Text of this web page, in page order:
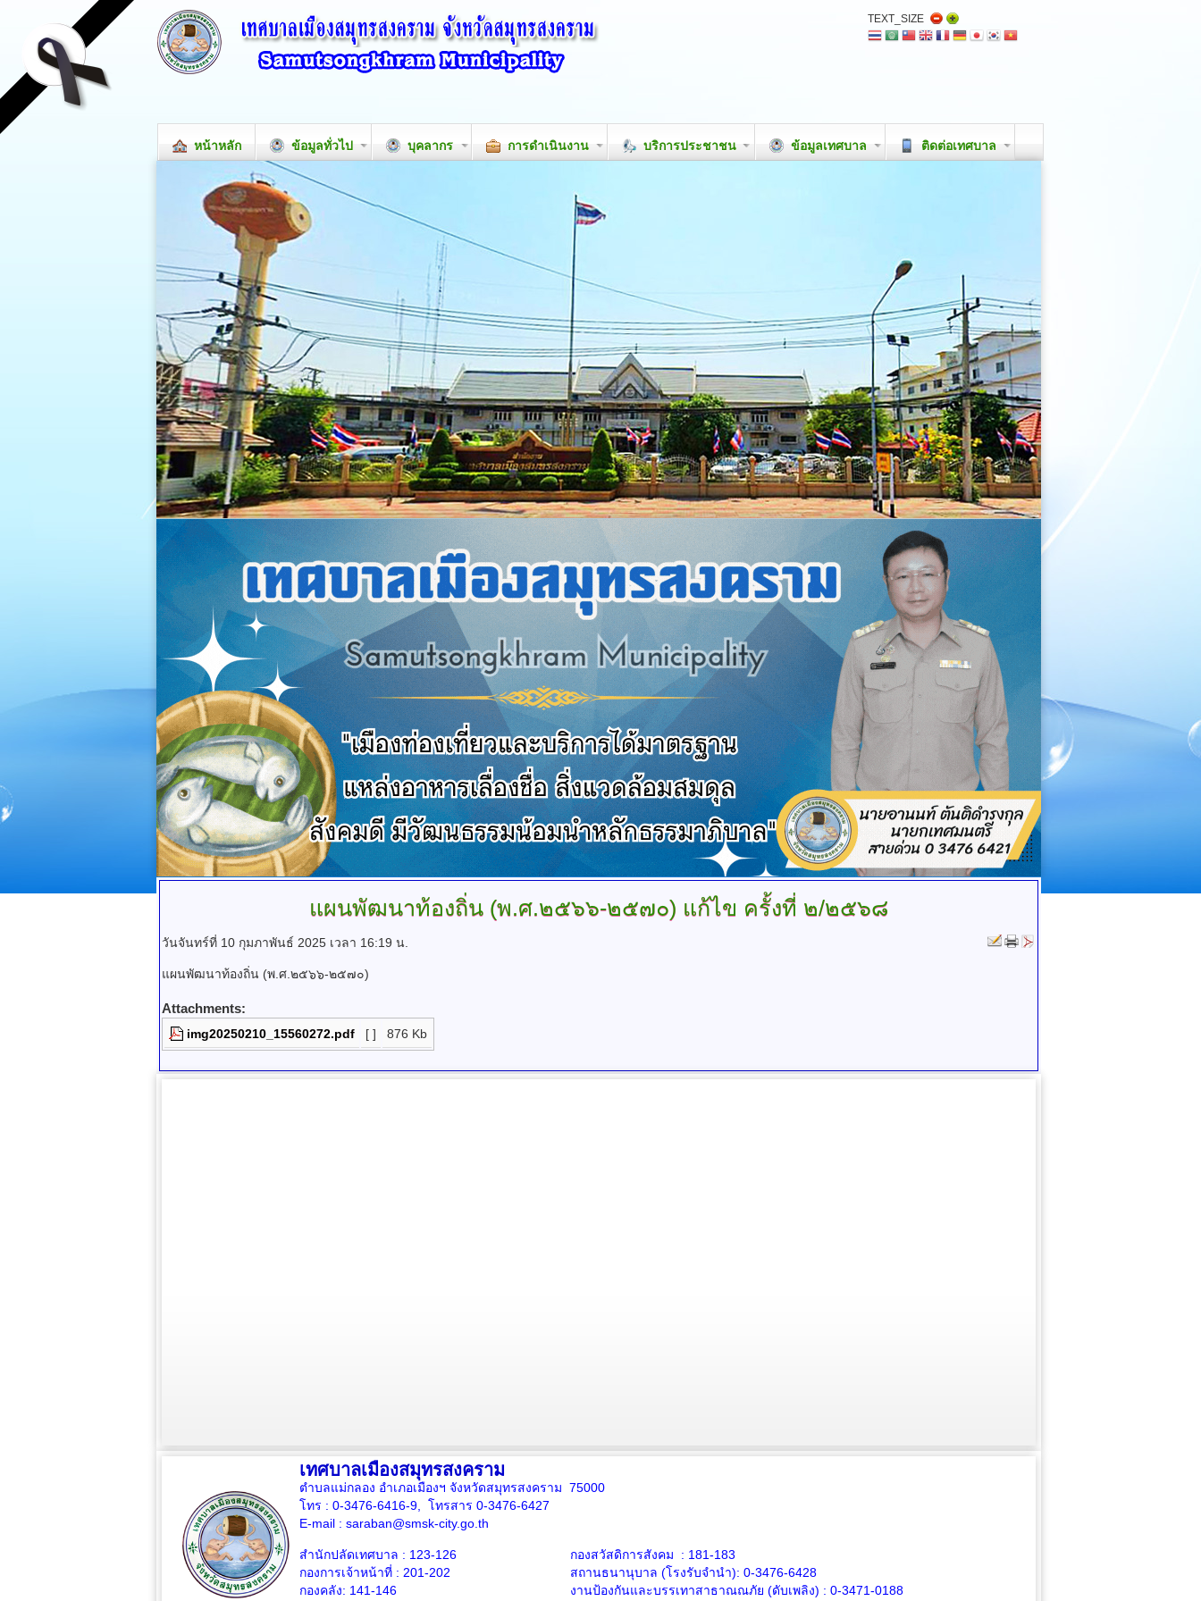
TEXT_SIZE
หน้าหลัก ข้อมูลทั่วไป บุคลากร การดำเนินงาน บริการประชาชน ข้อมูลเทศบาล ติดต่อเทศบาล
แผนพัฒนาท้องถิ่น (พ.ศ.๒๕๖๖-๒๕๗๐) แก้ไข ครั้งที่ ๒/๒๕๖๘
วันจันทร์ที่ 10 กุมภาพันธ์ 2025 เวลา 16:19 น.
แผนพัฒนาท้องถิ่น (พ.ศ.๒๕๖๖-๒๕๗๐)
Attachments:
img20250210_15560272.pdf [ ] 876 Kb
เทศบาลเมืองสมุทรสงคราม
ตำบลแม่กลอง อำเภอเมืองฯ จังหวัดสมุทรสงคราม 75000
โทร : 0-3476-6416-9, โทรสาร 0-3476-6427
E-mail : saraban@smsk-city.go.th
สำนักปลัดเทศบาล : 123-126
กองการเจ้าหน้าที่ : 201-202
กองคลัง: 141-146
กองสวัสดิการสังคม : 181-183
สถานธนานุบาล (โรงรับจำนำ): 0-3476-6428
งานป้องกันและบรรเทาสาธาณณภัย (ดับเพลิง) : 0-3471-0188